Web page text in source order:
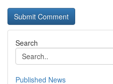
Search
Published News